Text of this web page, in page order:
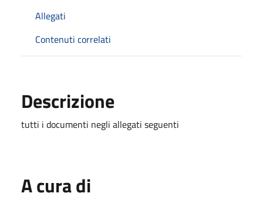
Allegati
Contenuti correlati
Descrizione
tutti i documenti negli allegati seguenti
A cura di